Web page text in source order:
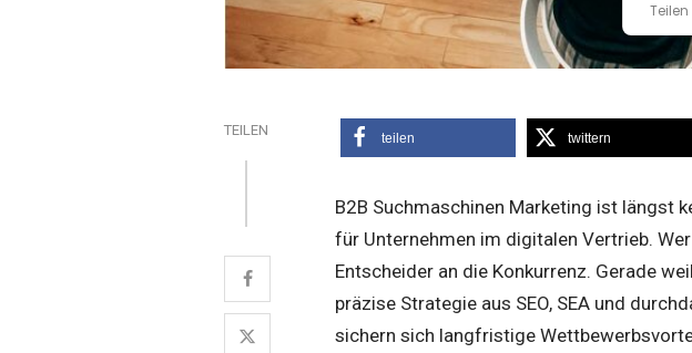
Teilen
TEILEN teilen twittern
B2B Suchmaschinen Marketing ist längst
für Unternehmen im digitalen Vertrieb.
Entscheider an die Konkurrenz. Gerade
präzise Strategie aus SEO, SEA und
sichern sich langfristige